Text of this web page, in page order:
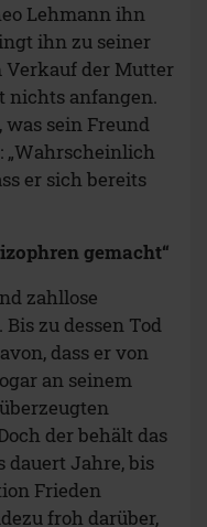
Lehmann ihn
ihn zu seiner
Verkauf der Mutter
nichts anfangen.
sein Freund
„Wahrscheinlich
er sich bereits
gemacht“
zahllose
zu dessen Tod
dass er von
an seinem
der behält das
dauert Jahre, bis
Frieden
froh darüber,